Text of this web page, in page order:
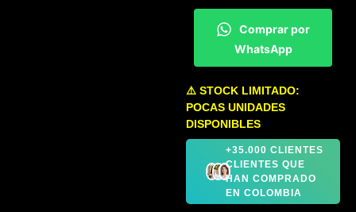
Comprar por
WhatsApp
⚠️ STOCK LIMITADO:
POCAS UNIDADES
DISPONIBLES
+35.000 CLIENTES
CLIENTES QUE
HAN COMPRADO
EN COLOMBIA